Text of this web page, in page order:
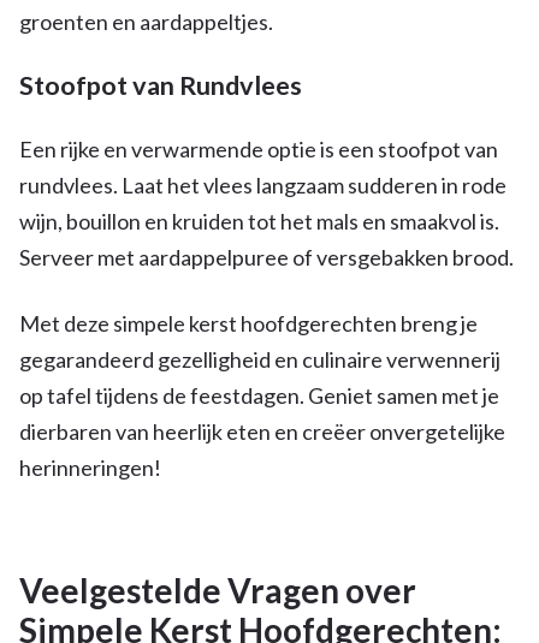
groenten en aardappeltjes.
Stoofpot van Rundvlees
Een rijke en verwarmende optie is een stoofpot van
rundvlees. Laat het vlees langzaam sudderen in rode
wijn, bouillon en kruiden tot het mals en smaakvol is.
Serveer met aardappelpuree of versgebakken brood.
Met deze simpele kerst hoofdgerechten breng je
gegarandeerd gezelligheid en culinaire verwennerij
op tafel tijdens de feestdagen. Geniet samen met je
dierbaren van heerlijk eten en creëer onvergetelijke
herinneringen!
Veelgestelde Vragen over
Simpele Kerst Hoofdgerechten: